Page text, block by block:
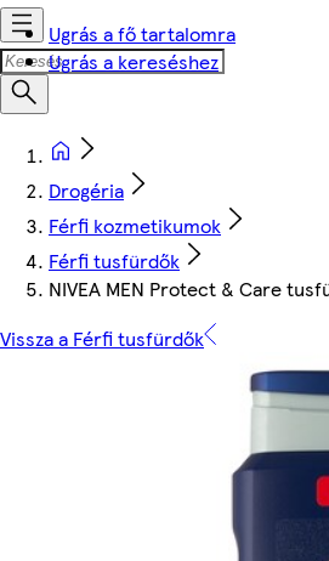
Ugrás a fő tartalomra
Ugrás a kereséshez
Drogéria
Férfi kozmetikumok
Férfi tusfürdők
NIVEA MEN Protect & Care
Vissza a Férfi tusfürdők